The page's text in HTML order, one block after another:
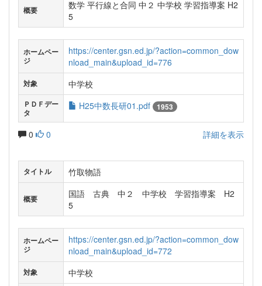
概要
数学 平行線と合同 中２ 中学校 学習指導案 H2
5
ホームペー
ジ
https://center.gsn.ed.jp/?action=common_dow
nload_main&upload_id=776
対象 中学校
ＰＤＦデー
タ
H25中数長研01.pdf 1953
0 0 詳細を表示
タイトル 竹取物語
概要
国語 古典 中２ 中学校 学習指導案 H2
5
ホームペー
ジ
https://center.gsn.ed.jp/?action=common_dow
nload_main&upload_id=772
対象 中学校